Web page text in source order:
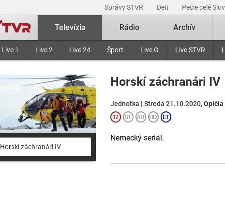
Správy STVR Deti Pečie celé
Televízia
Live 1 Live 2 Live 24 Šport Live O Live STVR
Rádio Archív
Horskí záchranári IV
Horskí záchranári IV
Jednotka | Streda 21.10.2020,Opičia
Nemecký seriál.